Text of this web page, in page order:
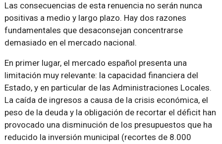
Las consecuencias de esta renuencia no serán nunca
positivas a medio y largo plazo. Hay dos razones
fundamentales que desaconsejan concentrarse
demasiado en el mercado nacional.
En primer lugar, el mercado español presenta una
limitación muy relevante: la capacidad financiera del
Estado, y en particular de las Administraciones Locales.
La caída de ingresos a causa de la crisis económica, el
peso de la deuda y la obligación de recortar el déficit han
provocado una disminución de los presupuestos que ha
reducido la inversión municipal (recortes de 8.000